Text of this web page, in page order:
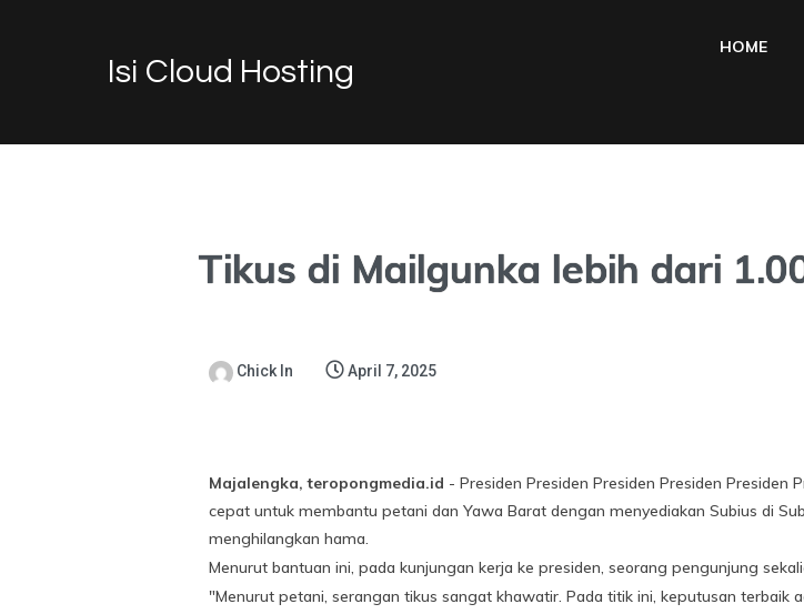
Isi Cloud Hosting
HOME
Tikus di Mailgunka lebih dari
Chick In April 7, 2025
Majalengka, teropongmedia.id - Presiden Presiden Presiden Presiden Presiden
cepat untuk membantu petani dan Yawa Barat dengan menyediakan Subius di
menghilangkan hama.
Menurut bantuan ini, pada kunjungan kerja ke presiden, seorang pengunjung
"Menurut petani, serangan tikus sangat khawatir. Pada titik ini, keputusan terbaik